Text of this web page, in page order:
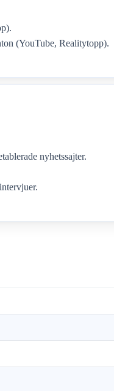
(YouTube, Realitytopp).
nyhetssajter.